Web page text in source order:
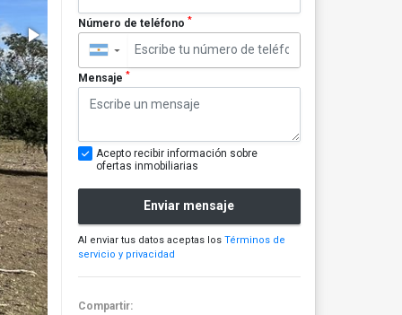
Número de teléfono *
▼
Mensaje *
Acepto recibir información sobre
ofertas inmobiliarias
Enviar mensaje
Al enviar tus datos aceptas los Términos de
servicio y privacidad
Compartir: